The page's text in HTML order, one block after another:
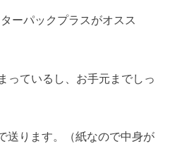
ーパックプラスがオスス
っているし、お手元までしっ
送ります。（紙なので中身が